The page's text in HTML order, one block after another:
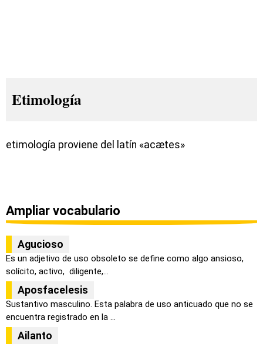
Etimología
etimología proviene del latín «acætes»
Ampliar vocabulario
Agucioso
Es un adjetivo de uso obsoleto se define como algo ansioso,
solícito, activo, diligente,...
Aposfacelesis
Sustantivo masculino. Esta palabra de uso anticuado que no se
encuentra registrado en la ...
Ailanto